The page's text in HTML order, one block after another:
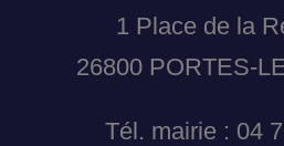
1 Place de la
26800 PORTES-
Tél. mairie : 04